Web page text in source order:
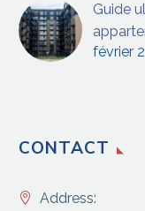
Guide
février
CONTACT
Address: